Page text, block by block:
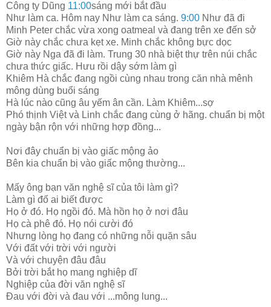
Công ty Dũng 11:00sáng mới bắt đầu
Như làm ca. Hôm nay Như làm ca sáng. 9:00 Như đã đi
Minh Peter chắc vừa xong oatmeal và đang trên xe đến sở
Giờ này chắc chưa kẹt xe. Minh chắc không bực dọc
Giờ này Nga đã đi làm. Trung 30 nhà biệt thự trên núi chắc
chưa thức giấc. Hưu rồi dậy sớm làm gì
Khiêm Hà chắc đang ngồi cùng nhau trong căn nhà mênh
mông dùng buổi sáng
Hà lúc nào cũng âu yếm ân cần. Làm Khiêm...sợ
Phó thịnh Việt và Linh chắc đang cùng ở hãng. chuẩn bị một
ngày bận rộn với những hợp đồng...
Nơi đây chuẩn bị vào giấc mộng ảo
Bên kia chuẩn bị vào giấc mộng thường...
Mấy ông bạn văn nghệ sĩ của tôi làm gì?
Làm gì đố ai biết được
Họ ở đó. Họ ngồi đó. Mà hồn họ ở nơi đâu
Họ cà phê đó. Họ nói cười đó
Nhưng lòng họ đang có những nỗi quặn sâu
Với đất với trời với người
Và với chuyện đâu đâu
Bởi trời bắt họ mang nghiệp dĩ
Nghiệp của đời văn nghệ sĩ
Đau với đời và đau với ...mông lung...